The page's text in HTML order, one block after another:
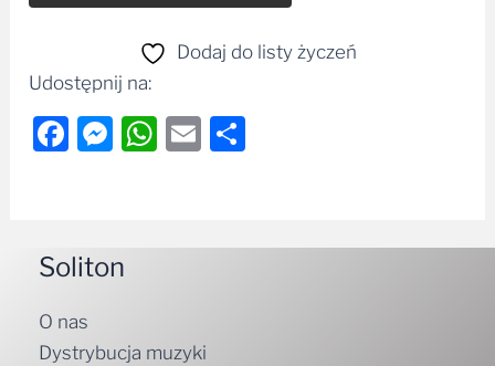
Dodaj do listy życzeń
Udostępnij na:
Facebook
Messenger
WhatsApp
Email
Soliton
O nas
Dystrybucja muzyki